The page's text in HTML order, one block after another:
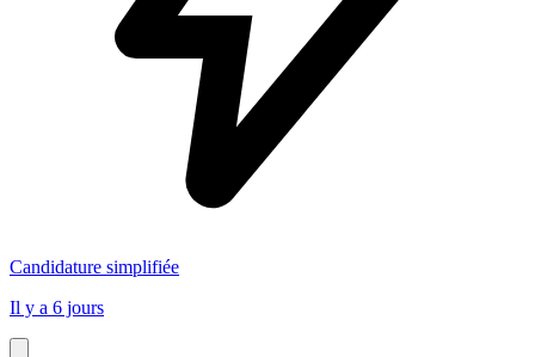
Candidature simplifiée
Il y a 6 jours